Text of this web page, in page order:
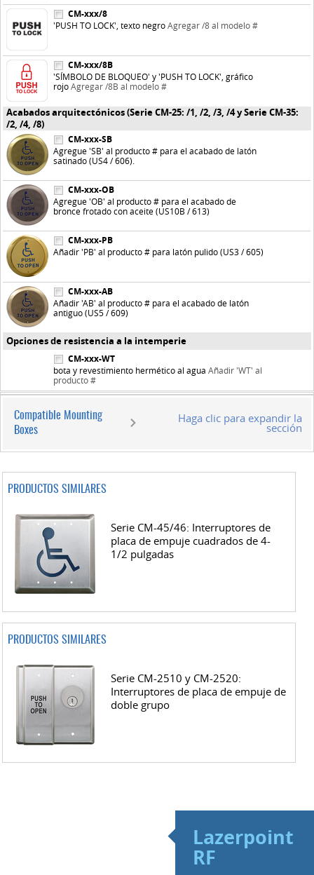
CM-xxx/8
'PUSH TO LOCK', texto negroAgregar /8 al modelo #
CM-xxx/8B
'SÍMBOLO DE BLOQUEO' y 'PUSH TO LOCK', gráfico
rojoAgregar /8B al modelo #
Acabados arquitectónicos (Serie CM-25: /1, /2, /3, /4 y Serie CM-35:
/2, /4, /8)
CM-xxx-SB
Agregue 'SB' al producto # para el acabado de latón
satinado (US4 / 606).
CM-xxx-OB
Agregue 'OB' al producto # para el acabado de
bronce frotado con aceite (US10B / 613)
CM-xxx-PB
Añadir 'PB' al producto # para latón pulido (US3 / 605)
CM-xxx-AB
Añadir 'AB' al producto # para el acabado de latón
antiguo (US5 / 609)
Opciones de resistencia a la intemperie
CM-xxx-WT
bota y revestimiento hermético al agua Añadir 'WT' al
producto #
Compatible Mounting
Boxes
Haga clic para expandir la
sección
PRODUCTOS SIMILARES
Serie CM-45/46: Interruptores de
placa de empuje cuadrados de 4-
1/2 pulgadas
PRODUCTOS SIMILARES
Serie CM-2510 y CM-2520:
Interruptores de placa de empuje de
doble grupo
Lazerpoint
RF